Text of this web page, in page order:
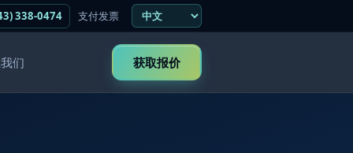
338-0474 支付发票
们 获取报价